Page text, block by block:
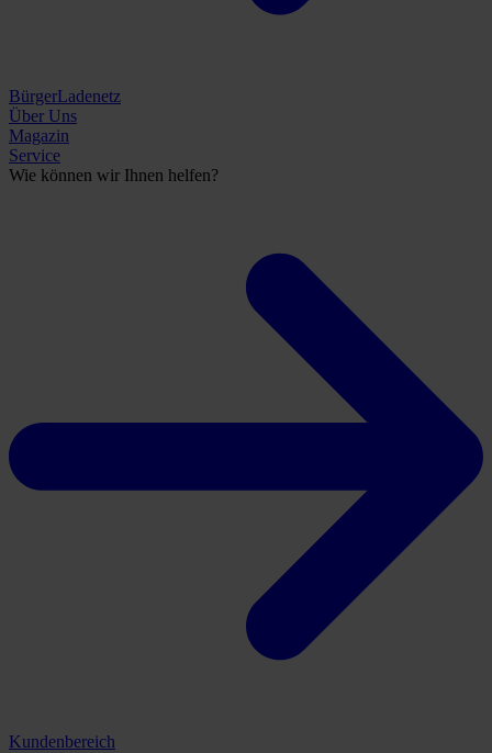
BürgerLadenetz
Über Uns
Magazin
Service
Wie können wir Ihnen helfen?
Kundenbereich